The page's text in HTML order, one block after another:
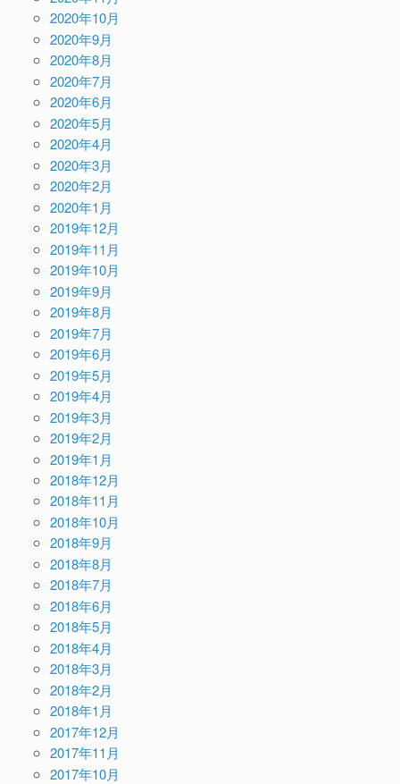
2020年10月
2020年9月
2020年8月
2020年7月
2020年6月
2020年5月
2020年4月
2020年3月
2020年2月
2020年1月
2019年12月
2019年11月
2019年10月
2019年9月
2019年8月
2019年7月
2019年6月
2019年5月
2019年4月
2019年3月
2019年2月
2019年1月
2018年12月
2018年11月
2018年10月
2018年9月
2018年8月
2018年7月
2018年6月
2018年5月
2018年4月
2018年3月
2018年2月
2018年1月
2017年12月
2017年11月
2017年10月